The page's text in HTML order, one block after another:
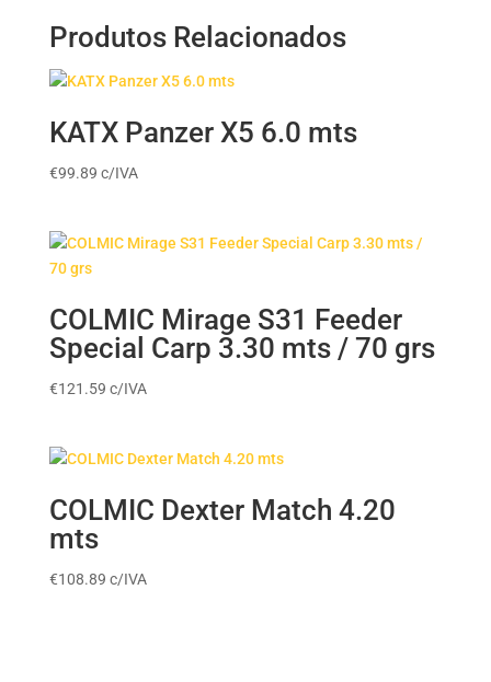
Produtos Relacionados
KATX Panzer X5 6.0 mts
€99.89 c/IVA
COLMIC Mirage S31 Feeder
Special Carp 3.30 mts / 70 grs
€121.59 c/IVA
COLMIC Dexter Match 4.20
mts
€108.89 c/IVA